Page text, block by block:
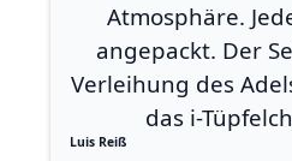
Atmosphäre.
angepackt. Der
Verleihung des
das i-
Luis Reiß